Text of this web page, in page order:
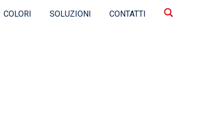
COLORI SOLUZIONI CONTATTI